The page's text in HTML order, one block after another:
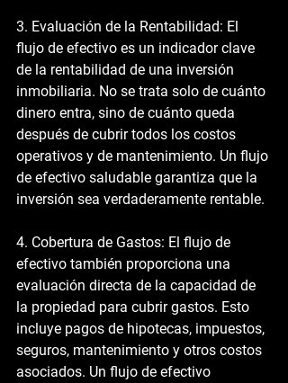
3. Evaluación de la Rentabilidad: El
flujo de efectivo es un indicador clave
de la rentabilidad de una inversión
inmobiliaria. No se trata solo de cuánto
dinero entra, sino de cuánto queda
después de cubrir todos los costos
operativos y de mantenimiento. Un flujo
de efectivo saludable garantiza que la
inversión sea verdaderamente rentable.
4. Cobertura de Gastos: El flujo de
efectivo también proporciona una
evaluación directa de la capacidad de
la propiedad para cubrir gastos. Esto
incluye pagos de hipotecas, impuestos,
seguros, mantenimiento y otros costos
asociados. Un flujo de efectivo